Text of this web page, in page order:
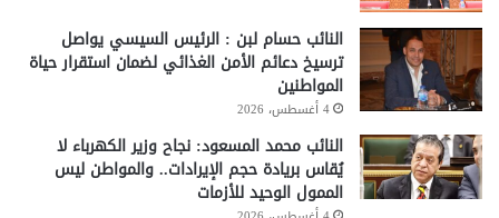
النائب حسام لبن : الرئيس السيسي يواصل
ترسيخ دعائم الأمن الغذائي لضمان استقرار حياة
المواطنين
4 أغسطس، 2026
النائب محمد المسعود: نجاح وزير الكهرباء لا
يُقاس بريادة حجم الإيرادات.. والمواطن ليس
الممول الوحيد للأزمات